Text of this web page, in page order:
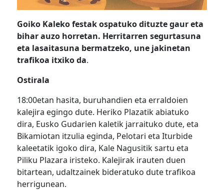
Goiko Kaleko festak ospatuko dituzte gaur eta
bihar auzo horretan. Herritarren segurtasuna
eta lasaitasuna bermatzeko, une jakinetan
trafikoa itxiko da.
Ostirala
18:00etan hasita, buruhandien eta erraldoien
kalejira egingo dute. Heriko Plazatik abiatuko
dira, Eusko Gudarien kaletik jarraituko dute, eta
Bikamiotan itzulia eginda, Pelotari eta Iturbide
kaleetatik igoko dira, Kale Nagusitik sartu eta
Piliku Plazara iristeko. Kalejirak irauten duen
bitartean, udaltzainek bideratuko dute trafikoa
herrigunean.